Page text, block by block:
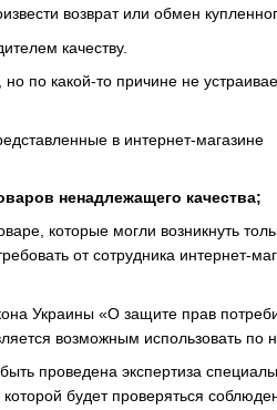
возврат или обмен
качеству.
по какой-то причине не
в интернет-магазине
ненадлежащего качества;
которые могли возникнуть
от сотрудника интернет-
Украины «О защите прав
возможным использовать по
проведена экспертиза
будет проверяться